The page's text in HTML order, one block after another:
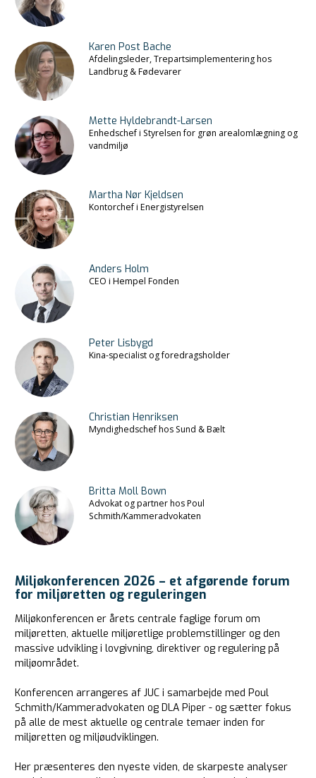
Karen Post Bache
Afdelingsleder, Trepartsimplementering hos
Landbrug & Fødevarer
Mette Hyldebrandt-Larsen
Enhedschef i Styrelsen for grøn arealomlægning og
vandmiljø
Martha Nør Kjeldsen
Kontorchef i Energistyrelsen
Anders Holm
CEO i Hempel Fonden
Peter Lisbygd
Kina-specialist og foredragsholder
Christian Henriksen
Myndighedschef hos Sund & Bælt
Britta Moll Bown
Advokat og partner hos Poul
Schmith/Kammeradvokaten
Miljøkonferencen 2026 – et afgørende forum
for miljøretten og reguleringen
Miljøkonferencen er årets centrale faglige forum om
miljøretten, aktuelle miljøretlige problemstillinger og den
massive udvikling i lovgivning, direktiver og regulering på
miljøområdet.
Konferencen arrangeres af JUC i samarbejde med Poul
Schmith/Kammeradvokaten og DLA Piper - og sætter fokus
på alle de mest aktuelle og centrale temaer inden for
miljøretten og miljøudviklingen.
Her præsenteres den nyeste viden, de skarpeste analyser